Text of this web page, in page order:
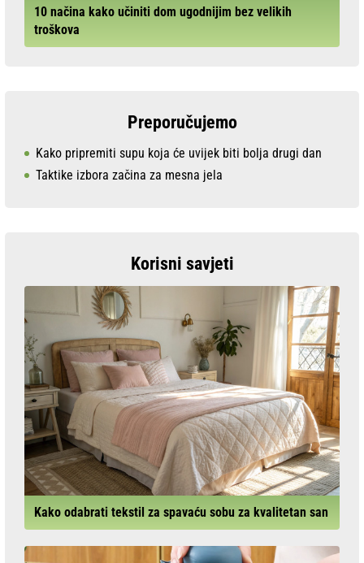
10 načina kako učiniti dom ugodnijim bez velikih
troškova
Preporučujemo
Kako pripremiti supu koja će uvijek biti bolja drugi dan
Taktike izbora začina za mesna jela
Korisni savjeti
Kako odabrati tekstil za spavaću sobu za kvalitetan san